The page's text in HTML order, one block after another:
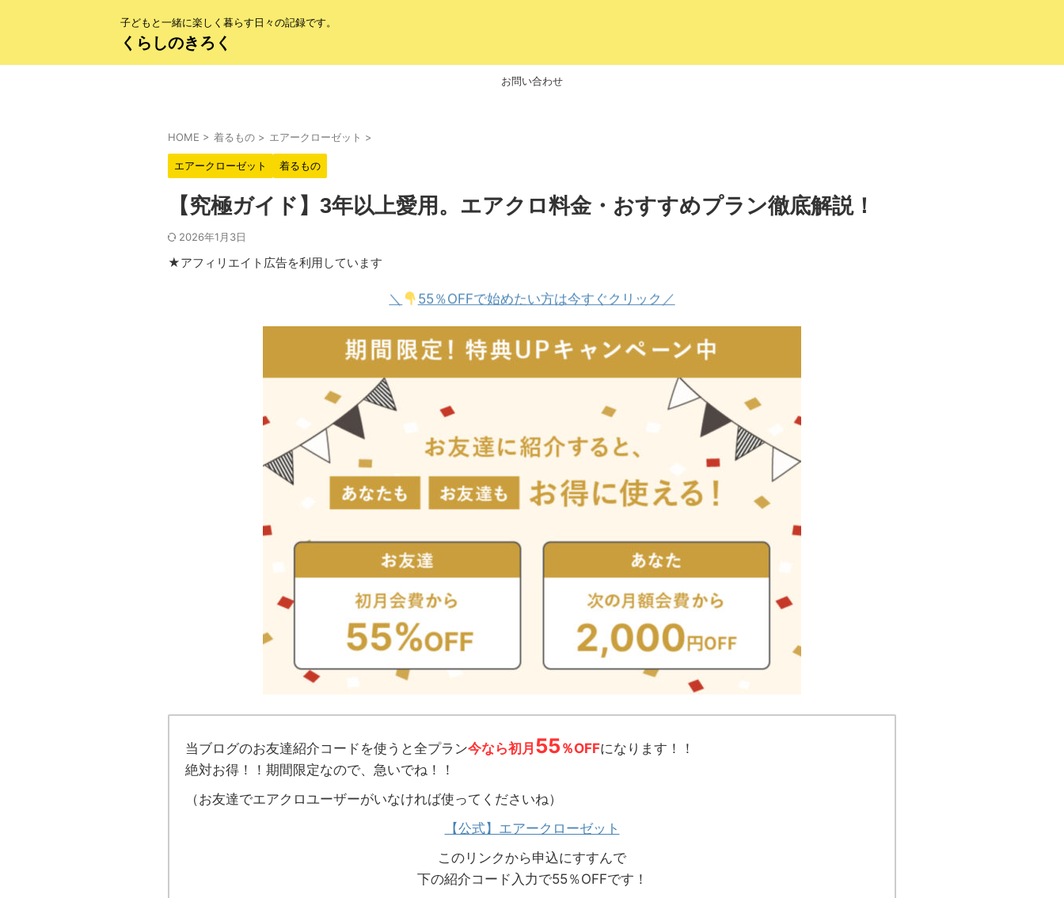
子どもと一緒に楽しく暮らす日々の記録です。
くらしのきろく
お問い合わせ
HOME > 着るもの > エアークローゼット >
エアークローゼット 着るもの
【究極ガイド】3年以上愛用。エアクロ料金・おすすめプラン徹底解説！
2026年1月3日
★アフィリエイト広告を利用しています
＼ 55％OFFで始めたい方は今すぐクリック／
当ブログのお友達紹介コードを使うと全プラン今なら初月 55％OFFになります！！
絶対お得！！期間限定なので、急いでね！！
（お友達でエアクロユーザーがいなければ使ってくださいね）
【公式】エアークローゼット
このリンクから申込にすすんで
下の紹介コード入力で55％OFFです！